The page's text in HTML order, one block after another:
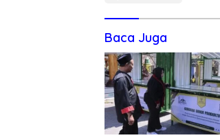
Baca Juga